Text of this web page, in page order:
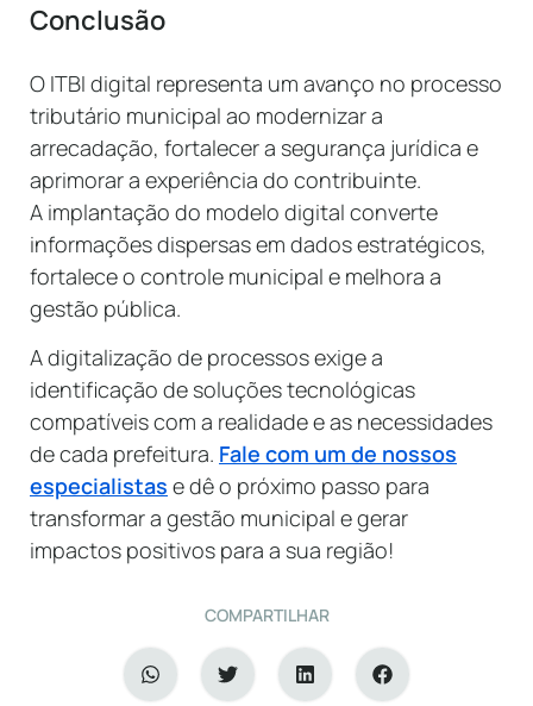
Conclusão
O ITBI digital representa um avanço no processo
tributário municipal ao modernizar a
arrecadação, fortalecer a segurança jurídica e
aprimorar a experiência do contribuinte.
A implantação do modelo digital converte
informações dispersas em dados estratégicos,
fortalece o controle municipal e melhora a
gestão pública.
A digitalização de processos exige a
identificação de soluções tecnológicas
compatíveis com a realidade e as necessidades
de cada prefeitura. Fale com um de nossos
especialistas e dê o próximo passo para
transformar a gestão municipal e gerar
impactos positivos para a sua região!
COMPARTILHAR